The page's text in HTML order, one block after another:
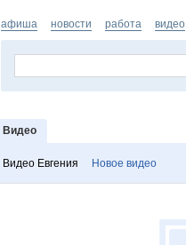
афиша новости работа видео
Видео
Видео Евгения Новое видео